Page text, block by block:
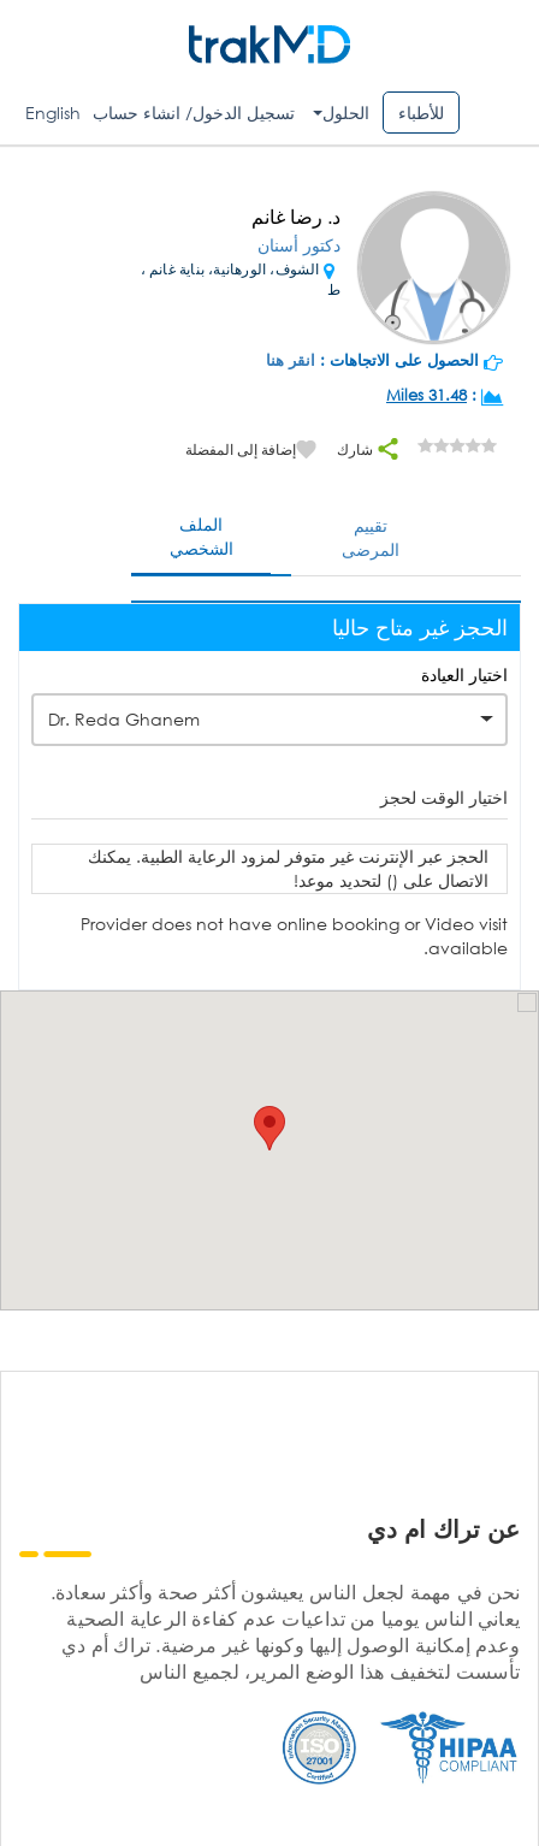
للأطباء الحلول تسجيل الدخول/ انشاء حساب English
د. رضا غانم
دكتور أسنان
الشوف، الورهانية، بناية غانم ،
ط
الحصول على الاتجاهات : انقر هنا
:
31.48 Miles
شارك إضافة إلى المفضلة
الملف
الشخصي
تقييم
المرضى
الحجز غير متاح حاليا
اختيار العيادة
Dr. Reda Ghanem
اختيار الوقت لحجز
الحجز عبر الإنترنت غير متوفر لمزود الرعاية الطبية. يمكنك
الاتصال على () لتحديد موعد!
Provider does not have online booking or Video visit
available.
عن تراك ام دي
نحن في مهمة لجعل الناس يعيشون أكثر صحة وأكثر سعادة.
يعاني الناس يوميا من تداعيات عدم كفاءة الرعاية الصحية
وعدم إمكانية الوصول إليها وكونها غير مرضية. تراك أم دي
تأسست لتخفيف هذا الوضع المرير، لجميع الناس